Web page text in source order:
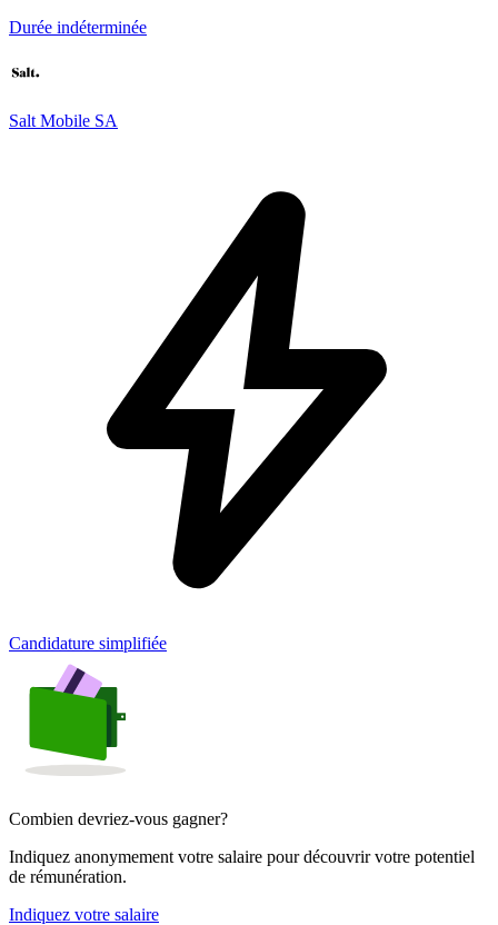
Durée indéterminée
Salt Mobile SA
Candidature simplifiée
Combien devriez-vous gagner?
Indiquez anonymement votre salaire pour découvrir votre potentiel
de rémunération.
Indiquez votre salaire